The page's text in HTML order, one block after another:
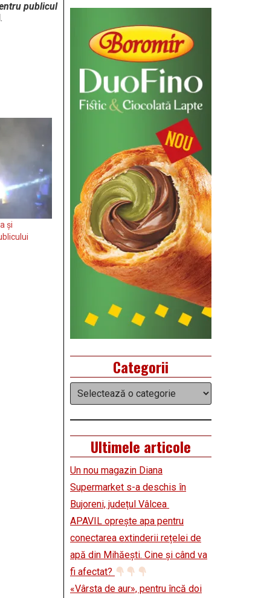
publicul
și
Categorii
Categorii
Ultimele articole
Un nou magazin Diana
Supermarket s-a deschis în
Bujoreni, județul Vâlcea
APAVIL oprește apa pentru
conectarea extinderii rețelei de
apă din Mihăești. Cine și când va
fi afectat?
«Vârsta de aur», pentru încă doi